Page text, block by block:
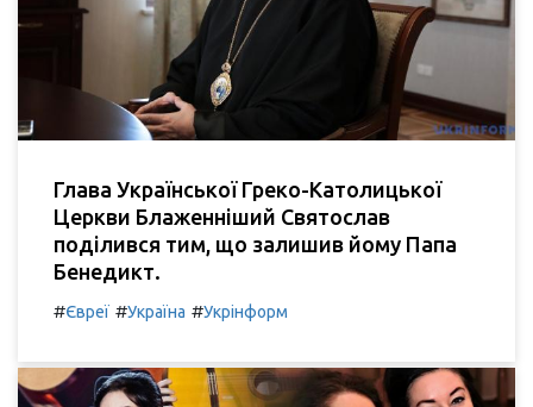
Глава Української Греко-Католицької
Церкви Блаженніший Святослав
поділився тим, що залишив йому Папа
Бенедикт.
#Євреї #Україна #Укрінформ